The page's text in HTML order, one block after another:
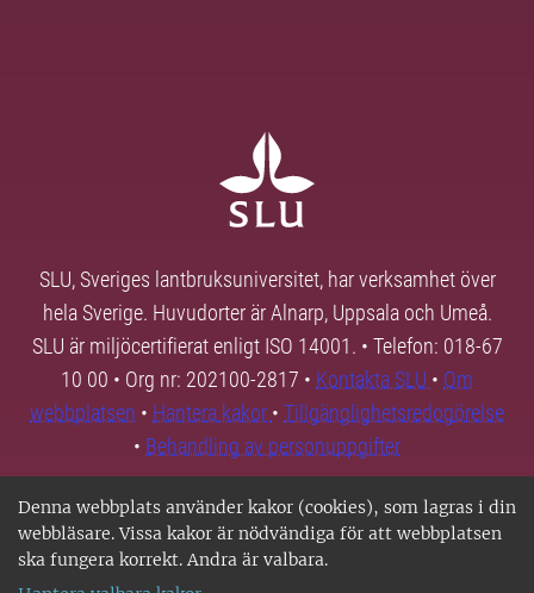
Denna webbplats använder kakor (cookies), som lagras i din
webbläsare. Vissa kakor är nödvändiga för att webbplatsen
ska fungera korrekt. Andra är valbara.
SLU, Sveriges lantbruksuniversitet, har verksamhet över
hela Sverige. Huvudorter är Alnarp, Uppsala och Umeå.
SLU är miljöcertifierat enligt ISO 14001. • Telefon: 018-67
10 00 • Org nr: 202100-2817 • Kontakta SLU • Om
webbplatsen • Hantera kakor • Tillgänglighetsredogörelse
• Behandling av personuppgifter